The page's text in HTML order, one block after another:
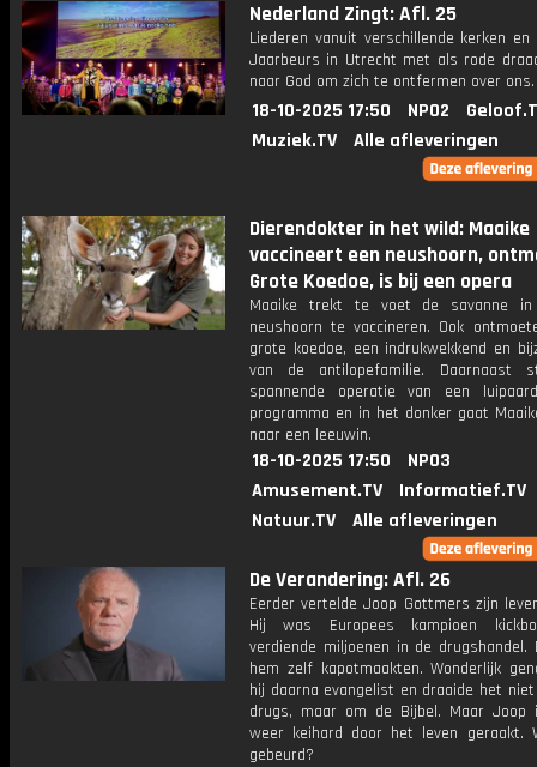
Nederland Zingt: Afl. 25
Liederen vanuit verschillende kerken
Jaarbeurs in Utrecht met als rode
naar God om zich te ontfermen over ons.
18-10-2025 17:50 NPO2
Muziek.TV
Alle afleveringen
Dierendokter in het wild: Maaike
vaccineert een neushoorn,
Grote Koedoe, is bij een opera
Maaike trekt te voet de savanne
neushoorn te vaccineren. Ook
grote koedoe, een indrukwekkend en
van de antilopefamilie. Daarnaast
spannende operatie van een
programma en in het donker gaat
naar een leeuwin.
18-10-2025 17:50
NPO3
Amusement.TV
Informatief.TV
Natuur.TV
Alle afleveringen
De Verandering: Afl. 26
Eerder vertelde Joop Gottmers zijn
Hij was Europees kampioen
verdiende miljoenen in de drugshandel.
hem zelf kapotmaakten. Wonderlijk
hij daarna evangelist en draaide het
drugs, maar om de Bijbel. Maar Joop
weer keihard door het leven geraakt.
gebeurd?